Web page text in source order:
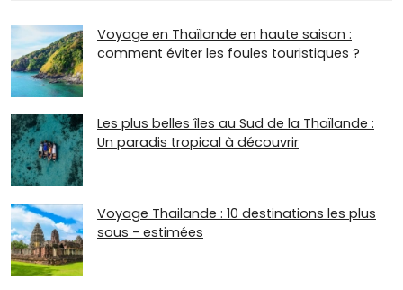
Voyage en Thaïlande en haute saison :
comment éviter les foules touristiques ?
Les plus belles îles au Sud de la Thaïlande :
Un paradis tropical à découvrir
Voyage Thailande : 10 destinations les plus
sous - estimées